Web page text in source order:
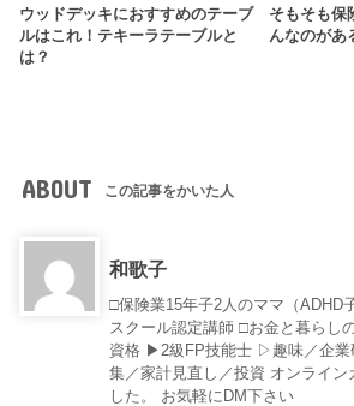
ウッドデッキにおすすめのテーブ
ルはこれ！テキーラテーブルと
は？
そもそも保
んなのがあ
ABOUT この記事をかいた人
和歌子
□保険業15年子2人のママ（ADHD
スクール認定講師 □お金と暮らし
資格 ▶︎2級FP技能士 ▷趣味／企業
集／家計見直し／投資 オンライン
した。 お気軽にDM下さい